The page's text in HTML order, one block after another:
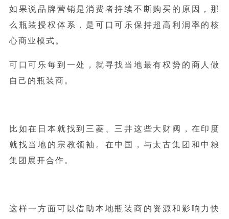
如果说品牌营销是消费者持续不断购买的原因，那
么瓶装授权体系，是可口可乐保持超高利润率的核
心商业模式。
可口可乐每到一处，就寻找当地最有权势的商人做
自己的瓶装商。
比如在日本就找到三菱、三井这些大财阀，在印度
就找当地的宗教领袖。在中国，与太古集团和中粮
集团展开合作。
这样一方面可以借助本地瓶装商的资源和影响力快